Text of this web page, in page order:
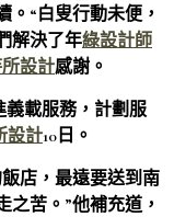
“白叟行動未便，
解決了年綠設計師
設計感謝。
義載服務，計劃服
設計10日。
店，最遠要送到南
苦。”他補充道，